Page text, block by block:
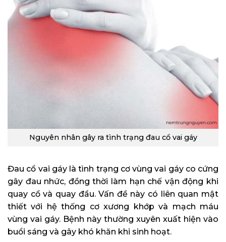
Nguyên nhân gây ra tình trạng đau cổ vai gáy
Đau cổ vai gáy là tình trạng cơ vùng vai gáy co cứng
gây đau nhức, đồng thời làm hạn chế vận động khi
quay cổ và quay đầu. Vấn đề này có liên quan mật
thiết với hệ thống cơ xương khớp và mạch máu
vùng vai gáy. Bệnh này thường xuyên xuất hiện vào
buổi sáng và gây khó khăn khi sinh hoạt.